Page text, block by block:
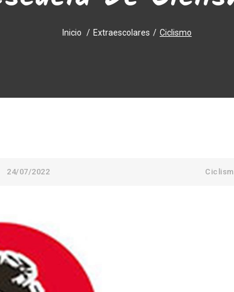
Inicio Extraescolares Ciclismo
24/07/2022